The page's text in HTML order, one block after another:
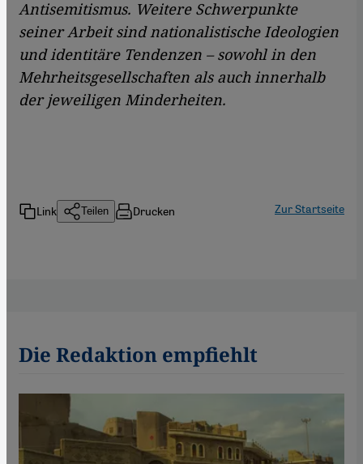
Antisemitismus. Weitere Schwerpunkte
seiner Arbeit sind nationalistische Ideologien
und identitäre Tendenzen – sowohl in den
Mehrheitsgesellschaften als auch innerhalb
der jeweiligen Minderheiten.
Link Teilen Drucken Zur Startseite
Die Redaktion empfiehlt